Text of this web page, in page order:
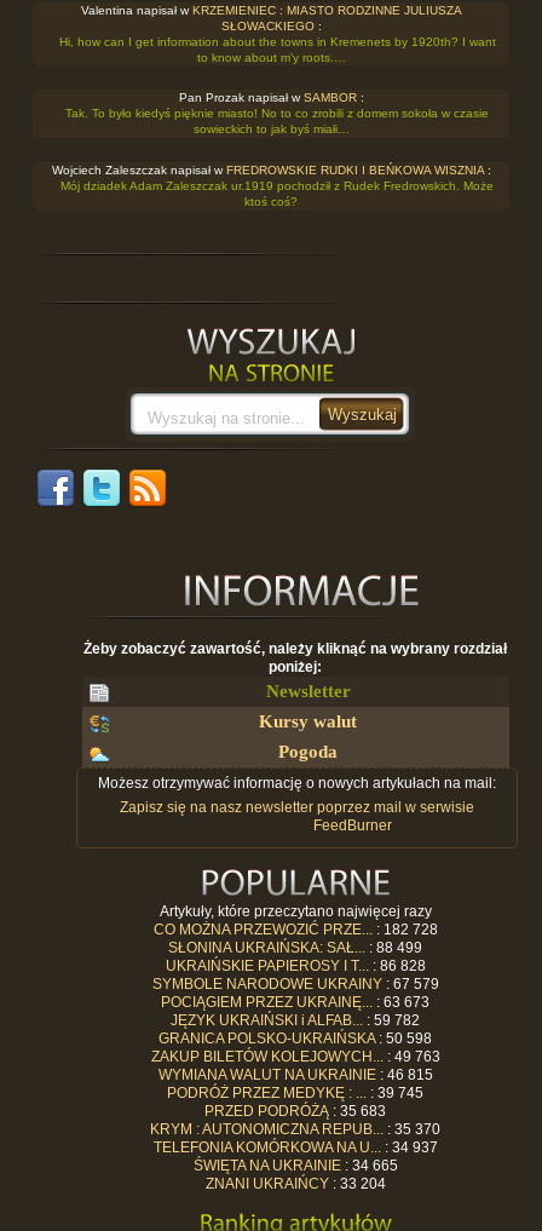
Valentina napisał w KRZEMIENIEC : MIASTO RODZINNE JULIUSZA
SŁOWACKIEGO:
Hi, how can I get information about the towns in Kremenets by 1920th? I want
to know about m'y roots.…
Pan Prozak napisał w SAMBOR:
Tak. To było kiedyś pięknie miasto! No to co zrobili z domem sokoła w czasie
sowieckich to jak byś miałi…
Wojciech Zaleszczak napisał w FREDROWSKIE RUDKI I BEŃKOWA WISZNIA:
Mój dziadek Adam Zaleszczak ur.1919 pochodził z Rudek Fredrowskich. Może
ktoś coś?
Żeby zobaczyć zawartość, należy kliknąć na wybrany rozdział
poniżej:
Newsletter
Kursy walut
Pogoda
Możesz otrzymywać informację o nowych artykułach na mail:
Zapisz się na nasz newsletter poprzez mail w serwisie
FeedBurner
Artykuły, które przeczytano najwięcej razy
CO MOŻNA PRZEWOZIĆ PRZE...: 182 728
SŁONINA UKRAIŃSKA: SAŁ... : 88 499
UKRAIŃSKIE PAPIEROSY I T...: 86 828
SYMBOLE NARODOWE UKRAINY: 67 579
POCIĄGIEM PRZEZ UKRAINĘ... : 63 673
JĘZYK UKRAIŃSKI i ALFAB... : 59 782
GRANICA POLSKO-UKRAIŃSKA: 50 598
ZAKUP BILETÓW KOLEJOWYCH...: 49 763
WYMIANA WALUT NA UKRAINIE: 46 815
PODRÓŻ PRZEZ MEDYKĘ : ... : 39 745
PRZED PODRÓŻĄ : 35 683
KRYM : AUTONOMICZNA REPUB... : 35 370
TELEFONIA KOMÓRKOWA NA U...: 34 937
ŚWIĘTA NA UKRAINIE: 34 665
ZNANI UKRAIŃCY: 33 204